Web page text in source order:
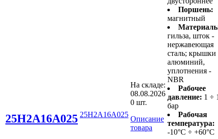
25H2A16A025 25H2A16A025
На складе:
08.08.2026
0 шт.
Описание
товара
Поршень:
магнитный
гильза, шток -
нержавеющая
сталь; крышки
алюминий,
уплотнения -
NBR
Рабочее
давление: 1 ÷
бар
Рабочая
температура:
-10°C ÷ +60°C